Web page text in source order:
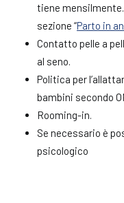
tiene
sezione “Parto in
Contatto pelle a
al seno.
Politica per
bambini secondo
Rooming-in.
Se necessario è
psicologico